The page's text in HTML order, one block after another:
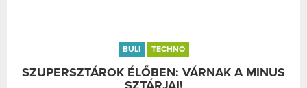
BULI TECHNO
SZUPERSZTÁROK ÉLŐBEN: VÁRNAK A MINUS